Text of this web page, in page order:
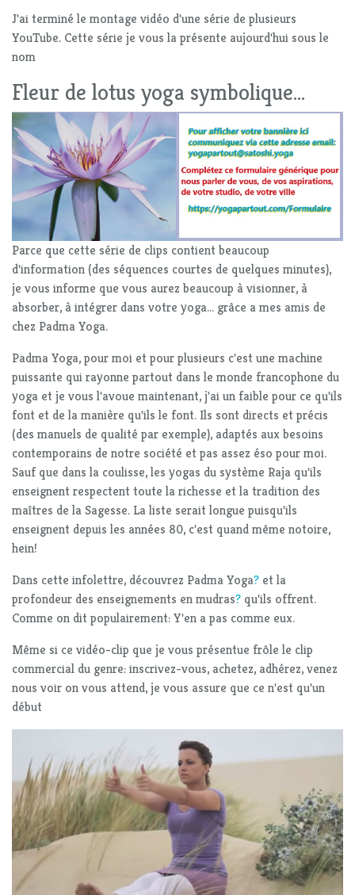
J'ai terminé le montage vidéo d'une série de plusieurs
YouTube. Cette série je vous la présente aujourd'hui sous le
nom
Fleur de lotus yoga symbolique...
Parce que cette série de clips contient beaucoup
d'information (des séquences courtes de quelques minutes),
je vous informe que vous aurez beaucoup à visionner, à
absorber, à intégrer dans votre yoga... grâce a mes amis de
chez Padma Yoga.
Padma Yoga, pour moi et pour plusieurs c'est une machine
puissante qui rayonne partout dans le monde francophone du
yoga et je vous l'avoue maintenant, j'ai un faible pour ce qu'ils
font et de la manière qu'ils le font. Ils sont directs et précis
(des manuels de qualité par exemple), adaptés aux besoins
contemporains de notre société et pas assez éso pour moi.
Sauf que dans la coulisse, les yogas du système Raja qu'ils
enseignent respectent toute la richesse et la tradition des
maîtres de la Sagesse. La liste serait longue puisqu'ils
enseignent depuis les années 80, c'est quand même notoire,
hein!
Dans cette infolettre, découvrez Padma Yoga? et la
profondeur des enseignements en mudras? qu'ils offrent.
Comme on dit populairement: Y'en a pas comme eux.
Même si ce vidéo-clip que je vous présentue frôle le clip
commercial du genre: inscrivez-vous, achetez, adhérez, venez
nous voir on vous attend, je vous assure que ce n'est qu'un
début